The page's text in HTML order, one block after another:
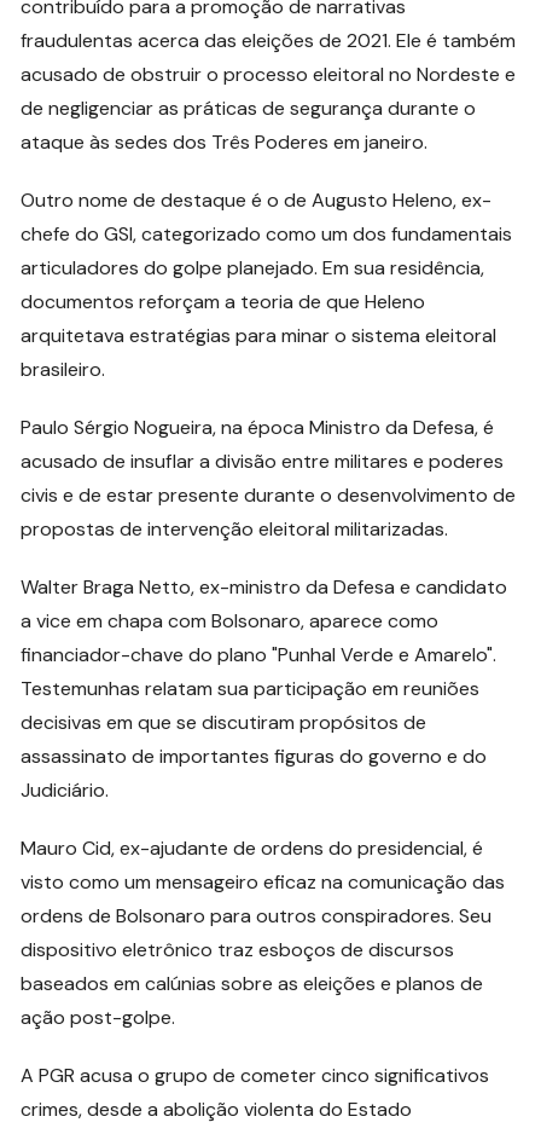
contribuído para a promoção de narrativas
fraudulentas acerca das eleições de 2021. Ele é também
acusado de obstruir o processo eleitoral no Nordeste e
de negligenciar as práticas de segurança durante o
ataque às sedes dos Três Poderes em janeiro.
Outro nome de destaque é o de Augusto Heleno, ex-
chefe do GSI, categorizado como um dos fundamentais
articuladores do golpe planejado. Em sua residência,
documentos reforçam a teoria de que Heleno
arquitetava estratégias para minar o sistema eleitoral
brasileiro.
Paulo Sérgio Nogueira, na época Ministro da Defesa, é
acusado de insuflar a divisão entre militares e poderes
civis e de estar presente durante o desenvolvimento de
propostas de intervenção eleitoral militarizadas.
Walter Braga Netto, ex-ministro da Defesa e candidato
a vice em chapa com Bolsonaro, aparece como
financiador-chave do plano "Punhal Verde e Amarelo".
Testemunhas relatam sua participação em reuniões
decisivas em que se discutiram propósitos de
assassinato de importantes figuras do governo e do
Judiciário.
Mauro Cid, ex-ajudante de ordens do presidencial, é
visto como um mensageiro eficaz na comunicação das
ordens de Bolsonaro para outros conspiradores. Seu
dispositivo eletrônico traz esboços de discursos
baseados em calúnias sobre as eleições e planos de
ação post-golpe.
A PGR acusa o grupo de cometer cinco significativos
crimes, desde a abolição violenta do Estado